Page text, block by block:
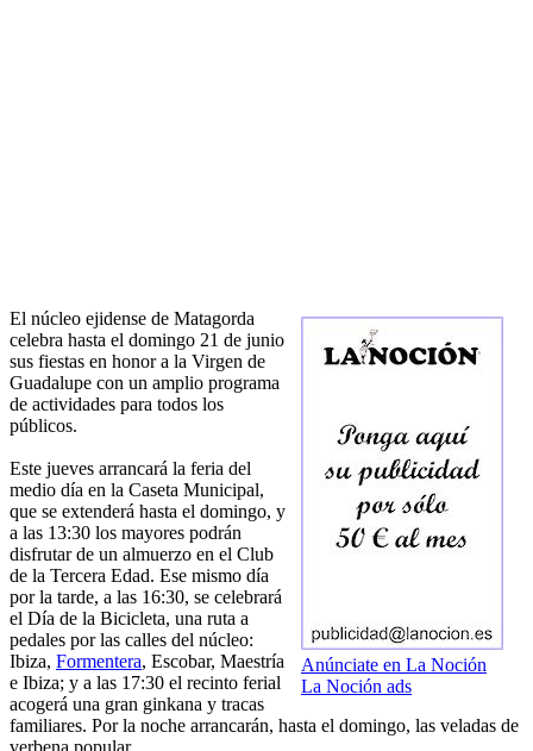
Anúnciate en La Noción
La Noción ads
El núcleo ejidense de Matagorda
celebra hasta el domingo 21 de junio
sus fiestas en honor a la Virgen de
Guadalupe con un amplio programa
de actividades para todos los
públicos.
Este jueves arrancará la feria del
medio día en la Caseta Municipal,
que se extenderá hasta el domingo, y
a las 13:30 los mayores podrán
disfrutar de un almuerzo en el Club
de la Tercera Edad. Ese mismo día
por la tarde, a las 16:30, se celebrará
el Día de la Bicicleta, una ruta a
pedales por las calles del núcleo:
Ibiza, Formentera, Escobar, Maestría
e Ibiza; y a las 17:30 el recinto ferial
acogerá una gran ginkana y tracas
familiares. Por la noche arrancarán, hasta el domingo, las veladas de
verbena popular.